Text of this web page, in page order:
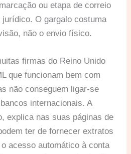
ou etapa de correio
O gargalo costuma
não o envio físico.
firmas do Reino Unido
que funcionam bem com
não conseguem ligar-se
internacionais. A
explica nas suas páginas de
ter de fornecer extratos
acesso automático à conta